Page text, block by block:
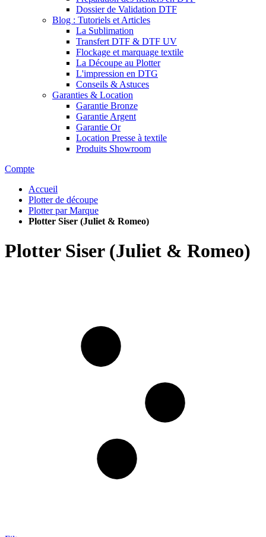
Dossier de Validation DTF
Blog : Tutoriels et Articles
La Sublimation
Transfert DTF & DTF UV
Flockage et marquage textile
La Découpe au Plotter
L'impression en DTG
Conseils & Astuces
Garanties & Location
Garantie Bronze
Garantie Argent
Garantie Or
Location Presse à textile
Produits Showroom
Compte
Accueil
Plotter de découpe
Plotter par Marque
Plotter Siser (Juliet & Romeo)
Plotter Siser (Juliet & Romeo)